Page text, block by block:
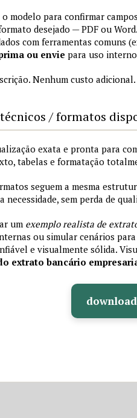
o modelo para confirmar
desejado — PDF ou Word.
com ferramentas comuns
ou envie para uso
Nenhum custo
/ formatos
exata e pronta para
tabelas e formatação
seguem a mesma
necessidade, sem perda de
um exemplo realista de
ou simular cenários
e visualmente sólida.
extrato bancário